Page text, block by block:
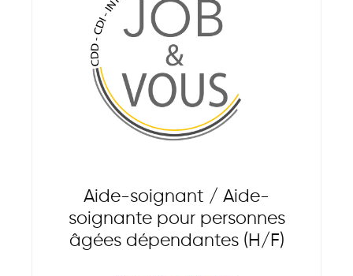
Aide-soignant / Aide-
soignante pour personnes
âgées dépendantes (H/F)